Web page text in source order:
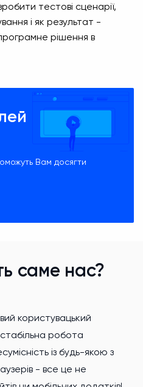
тестові сценарії,
і як результат -
рішення в
Вам досягти
саме нас?
користувацький
робота
із будь-якою з
- все це не